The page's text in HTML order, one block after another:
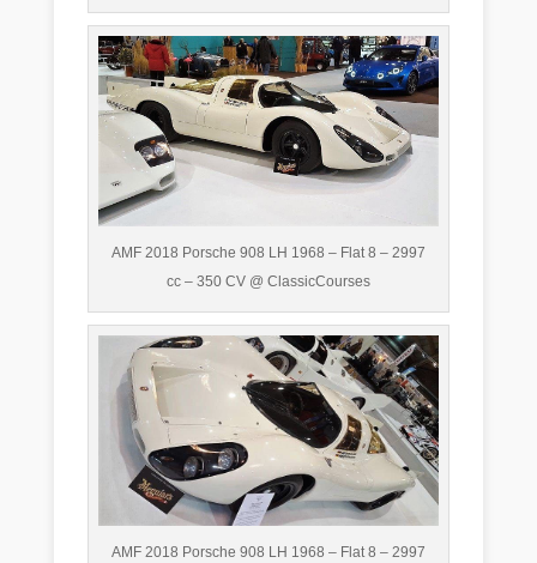
AMF 2018 Porsche 908 LH 1968 – Flat 8 – 2997
cc – 350 CV @ ClassicCourses
AMF 2018 Porsche 908 LH 1968 – Flat 8 – 2997